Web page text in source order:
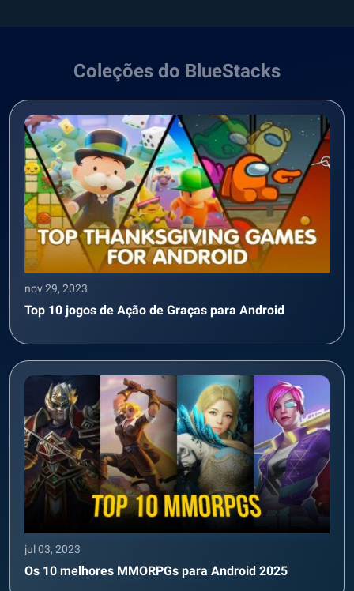
Coleções do BlueStacks
nov 29, 2023
Top 10 jogos de Ação de Graças para Android
jul 03, 2023
Os 10 melhores MMORPGs para Android 2025